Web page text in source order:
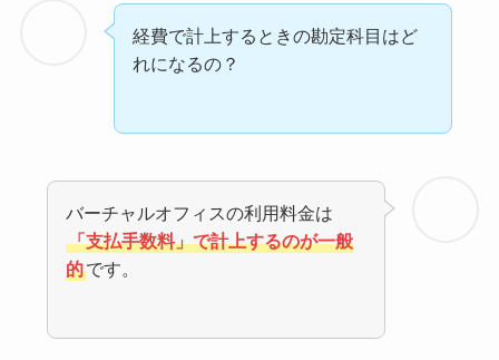
経費で計上するときの勘定科目はど
れになるの？
バーチャルオフィスの利用料金は
「支払手数料」で計上するのが一般
的です。